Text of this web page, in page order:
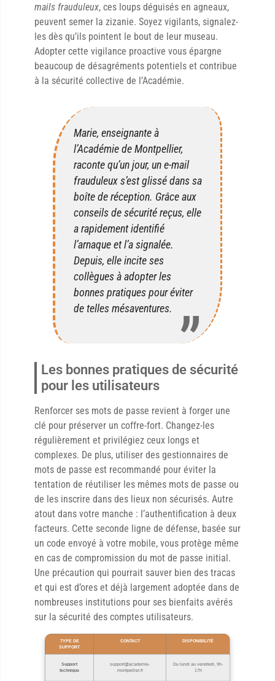
mails frauduleux, ces loups déguisés en agneaux,
peuvent semer la zizanie. Soyez vigilants, signalez-
les dès qu’ils pointent le bout de leur museau.
Adopter cette vigilance proactive vous épargne
beaucoup de désagréments potentiels et contribue
à la sécurité collective de l’Académie.
Marie, enseignante à
l’Académie de Montpellier,
raconte qu’un jour, un e-mail
frauduleux s’est glissé dans sa
boîte de réception. Grâce aux
conseils de sécurité reçus, elle
a rapidement identifié
l’arnaque et l’a signalée.
Depuis, elle incite ses
collègues à adopter les
bonnes pratiques pour éviter
de telles mésaventures.
Les bonnes pratiques de sécurité
pour les utilisateurs
Renforcer ses mots de passe revient à forger une
clé pour préserver un coffre-fort. Changez-les
régulièrement et privilégiez ceux longs et
complexes. De plus, utiliser des gestionnaires de
mots de passe est recommandé pour éviter la
tentation de réutiliser les mêmes mots de passe ou
de les inscrire dans des lieux non sécurisés. Autre
atout dans votre manche : l’authentification à deux
facteurs. Cette seconde ligne de défense, basée sur
un code envoyé à votre mobile, vous protège même
en cas de compromission du mot de passe initial.
Une précaution qui pourrait sauver bien des tracas
et qui est d’ores et déjà largement adoptée dans de
nombreuses institutions pour ses bienfaits avérés
sur la sécurité des comptes utilisateurs.
TYPE DE
SUPPORT
CONTACT DISPONIBILITÉ
Support
technique
support@academie-
montpellier.fr
Du lundi au vendredi, 9h-
17h